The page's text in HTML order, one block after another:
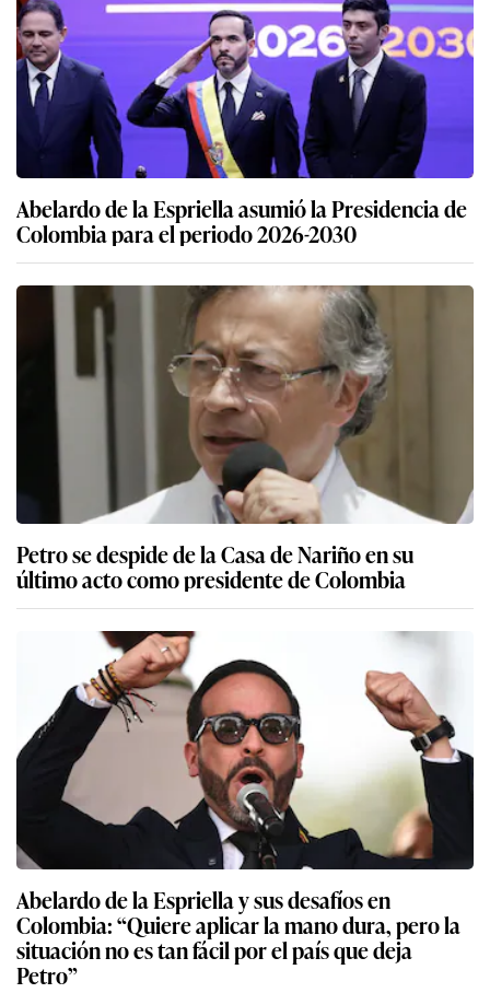
Abelardo de la Espriella asumió la Presidencia de
Colombia para el periodo 2026-2030
Petro se despide de la Casa de Nariño en su
último acto como presidente de Colombia
Abelardo de la Espriella y sus desafíos en
Colombia: “Quiere aplicar la mano dura, pero la
situación no es tan fácil por el país que deja
Petro”